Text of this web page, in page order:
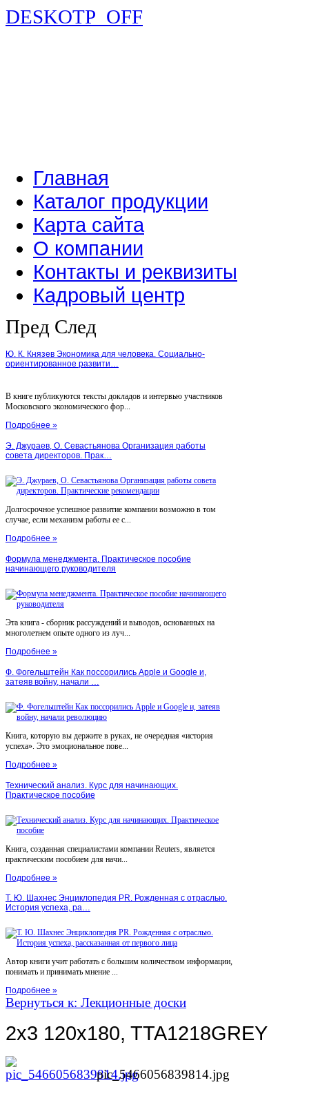
DESKOTP_OFF
Главная
Каталог продукции
Карта сайта
О компании
Контакты и реквизиты
Кадровый центр
Пред След
Ю. К. Князев Экономика для человека. Социально-
ориентированное развити…
В книге публикуются тексты докладов и интервью участников
Московского экономического фор...
Подробнее »
Э. Джураев, О. Севастьянова Организация работы
совета директоров. Прак…
Долгосрочное успешное развитие компании возможно в том
случае, если механизм работы ее с...
Подробнее »
Формула менеджмента. Практическое пособие
начинающего руководителя
Эта книга - сборник рассуждений и выводов, основанных на
многолетнем опыте одного из луч...
Подробнее »
Ф. Фогельштейн Как поссорились Apple и Google и,
затеяв войну, начали …
Книга, которую вы держите в руках, не очередная «история
успеха». Это эмоциональное пове...
Подробнее »
Технический анализ. Курс для начинающих.
Практическое пособие
Книга, созданная специалистами компании Reuters, является
практическим пособием для начи...
Подробнее »
Т. Ю. Шахнес Энциклопедия PR. Рожденная с отраслью.
История успеха, ра…
Автор книги учит работать с большим количеством информации,
понимать и принимать мнение ...
Подробнее »
Вернуться к: Лекционные доски
2x3 120x180, TTA1218GREY
pic_5466056839814.jpg